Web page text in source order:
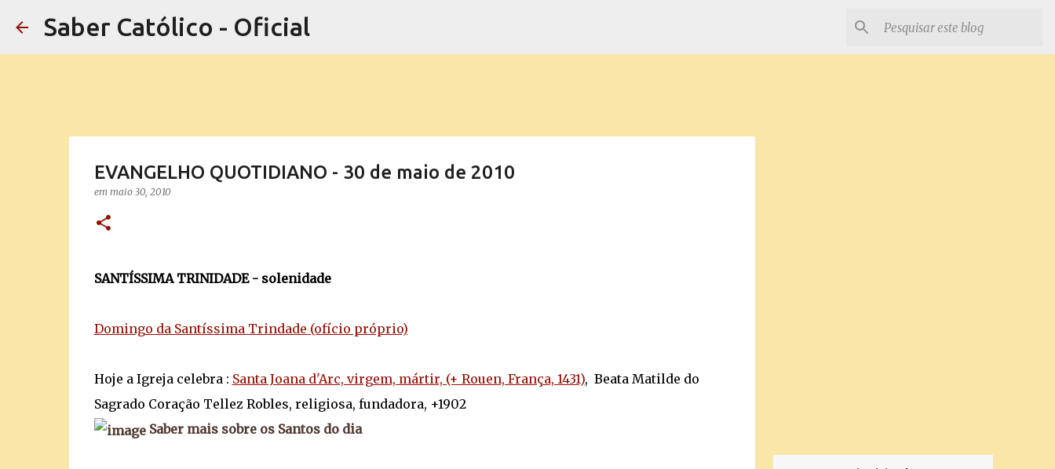
Saber Católico - Oficial
EVANGELHO QUOTIDIANO - 30 de maio de 2010
em maio 30, 2010
SANTÍSSIMA TRINIDADE - solenidade
Domingo da Santíssima Trindade (ofício próprio)
Hoje a Igreja celebra : Santa Joana d'Arc, virgem, mártir, (+ Rouen, França, 1431), Beata Matilde do
Sagrado Coração Tellez Robles, religiosa, fundadora, +1902
Saber mais sobre os Santos do dia